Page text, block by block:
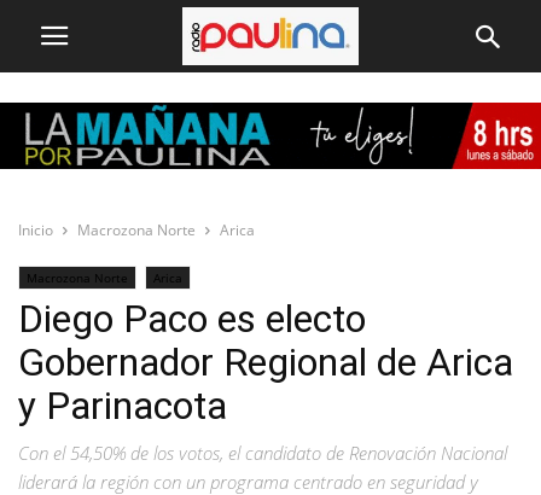
Inicio Macrozona Norte Arica
Macrozona Norte Arica
Diego Paco es electo
Gobernador Regional de Arica
y Parinacota
Con el 54,50% de los votos, el candidato de Renovación Nacional
liderará la región con un programa centrado en seguridad y